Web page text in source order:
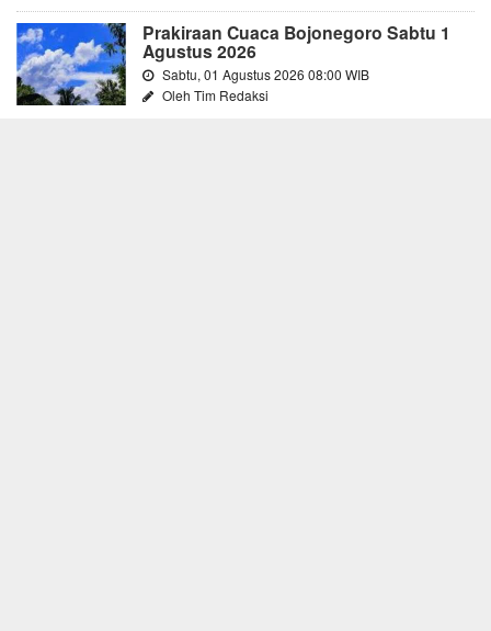
Prakiraan Cuaca Bojonegoro Sabtu 1
Agustus 2026
Sabtu, 01 Agustus 2026 08:00 WIB
Oleh Tim Redaksi